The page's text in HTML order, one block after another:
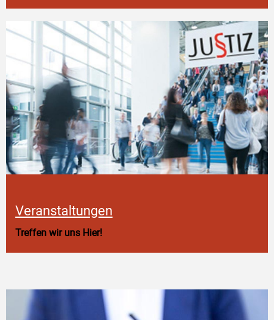
Veranstaltungen
Treffen wir uns Hier!